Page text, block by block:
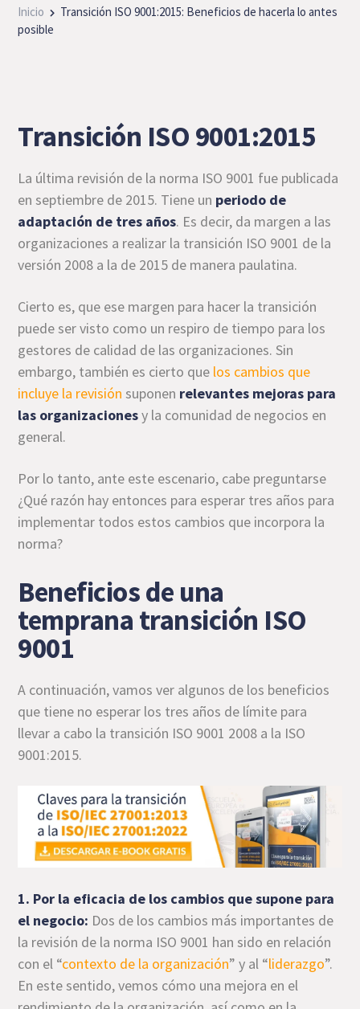
Inicio
Transición ISO 9001:2015: Beneficios de hacerla lo antes
posible
Transición ISO 9001:2015
La última revisión de la norma ISO 9001 fue publicada
en septiembre de 2015. Tiene un periodo de
adaptación de tres años. Es decir, da margen a las
organizaciones a realizar la transición ISO 9001 de la
versión 2008 a la de 2015 de manera paulatina.
Cierto es, que ese margen para hacer la transición
puede ser visto como un respiro de tiempo para los
gestores de calidad de las organizaciones. Sin
embargo, también es cierto que los cambios que
incluye la revisión suponen relevantes mejoras para
las organizacionesy la comunidad de negocios en
general.
Por lo tanto, ante este escenario, cabe preguntarse
¿Qué razón hay entonces para esperar tres años para
implementar todos estos cambios que incorpora la
norma?
Beneficios de una
temprana transición ISO
9001
A continuación, vamos ver algunos de los beneficios
que tiene no esperar los tres años de límite para
llevar a cabo la transición ISO 9001 2008 a la ISO
9001:2015.
1. Por la eficacia de los cambios que supone para
el negocio: Dos de los cambios más importantes de
la revisión de la norma ISO 9001 han sido en relación
con el “contexto de la organización” y al “liderazgo”.
En este sentido, vemos cómo una mejora en el